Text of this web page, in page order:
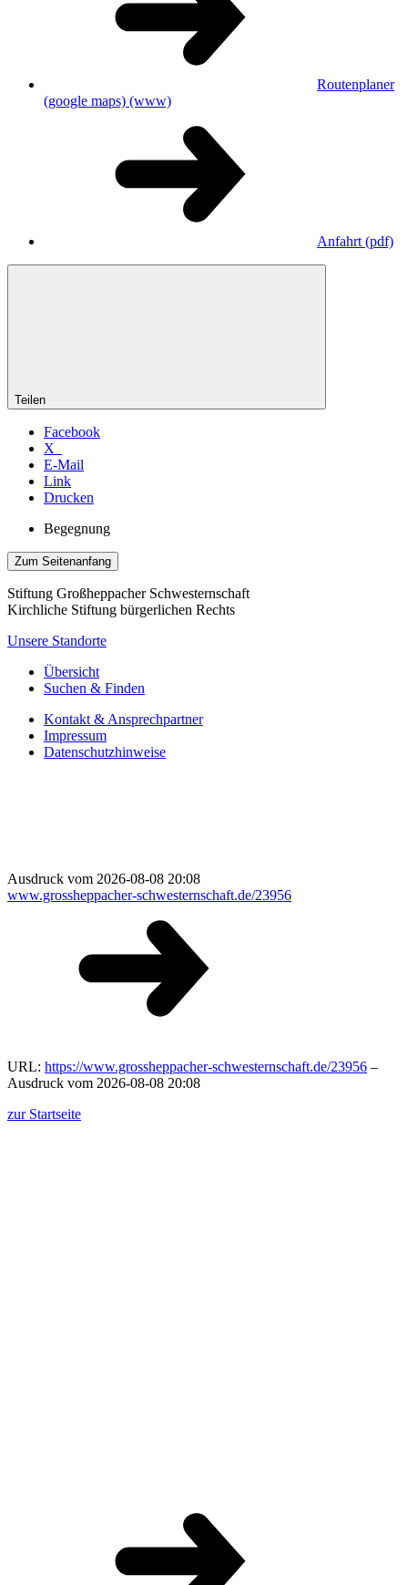
Routenplaner
(google maps) (www)
Anfahrt (pdf)
Teilen
Facebook
X
E-Mail
Link
Drucken
Begegnung
Zum Seitenanfang
Stiftung Großheppacher Schwesternschaft
Kirchliche Stiftung bürgerlichen Rechts
Unsere Standorte
Übersicht
Suchen & Finden
Kontakt & Ansprechpartner
Impressum
Datenschutzhinweise
Ausdruck vom 2026-08-08 20:08
www.grossheppacher-schwesternschaft.de/23956
URL: https://www.grossheppacher-schwesternschaft.de/23956 –
Ausdruck vom 2026-08-08 20:08
zur Startseite